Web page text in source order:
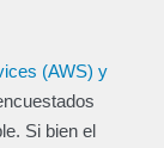
(AWS) y
Si bien el